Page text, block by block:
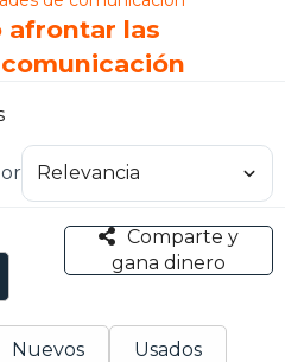
afrontar las
Comparte y
gana dinero
Nuevos Usados